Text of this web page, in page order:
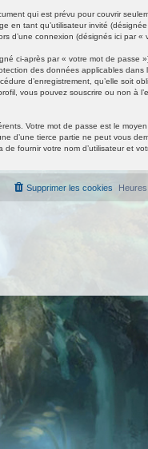
qui est prévu pour couvrir
en tant qu’utilisateur invité
d’une connexion (désignés ici par «
ci-après par « votre mot de passe
des données applicables dans
d’enregistrement, qu’elle soit
vous pouvez souscrire ou non à
Votre mot de passe est le moyen
d’une tierce partie ne peut vous
fournir votre nom d’utilisateur et
Supprimer les cookies